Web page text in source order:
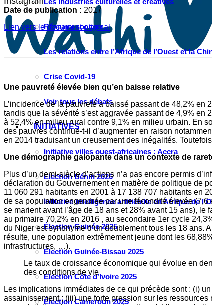
Réseaux sociaux
Les relations entre l’Afrique de l’Ouest et la
Crise Covid-19
Voir tous les débats
INITIATIVES
Initiative villes ouest-africaines : Accra
Élection Bénin 2026
Initiative intelligence artificielle en Afrique de
Élection Guinée 2025
Élection Guinée-Bissau 2025
Élection Côte d’Ivoire 2025
Élection Cameroun 2025
Date de publication : 2017
Lien vers le document original
Une pauvreté élevée bien qu’en baisse relative
L’incidence de la pauvreté a baissé passant de 48,2%
tandis que la sévérité s’est aggravée passant de 4,9% en
à 52,4% en milieu rural contre 9,1% en milieu urbain. En
des pauvres continue-t-il d’augmenter en raison
en 2014 traduisant un creusement des inégalités.
Une démographie galopante dans un contexte de
Plus d’un demi-siècle d’actions n’a pas encore permis
déclaration du Gouvernement en matière de politique de
11 060 291 habitants en 2001 à 17 138 707 habitants en
de sa population engendrée par une fécondité élevée
se marient avant l’âge de 18 ans et 28% avant 15 ans),
au primaire 70,2% en 2016 , au secondaire 1er cycle
du Niger est synonyme d’un doublement tous les 18 ans.
résulte, une population extrêmement jeune dont les
infrastructures, …).
Le taux de croissance économique qui évolue en
des conditions de vie
Les implications immédiates de ce qui précède sont : (i)
assainissement ; (iii) une forte pression sur les